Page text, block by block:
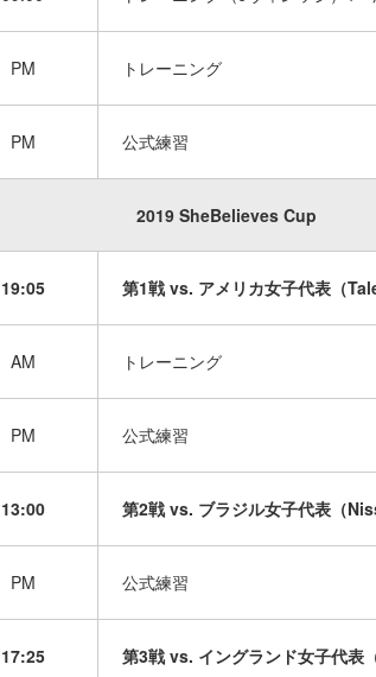
PM トレーニング
PM 公式練習
2019 SheBelieves Cup
19:05 第1戦 vs. アメリカ女子代表（
AM トレーニング
PM 公式練習
13:00 第2戦 vs. ブラジル女子代表（
PM 公式練習
17:25 第3戦 vs. イングランド女子代表